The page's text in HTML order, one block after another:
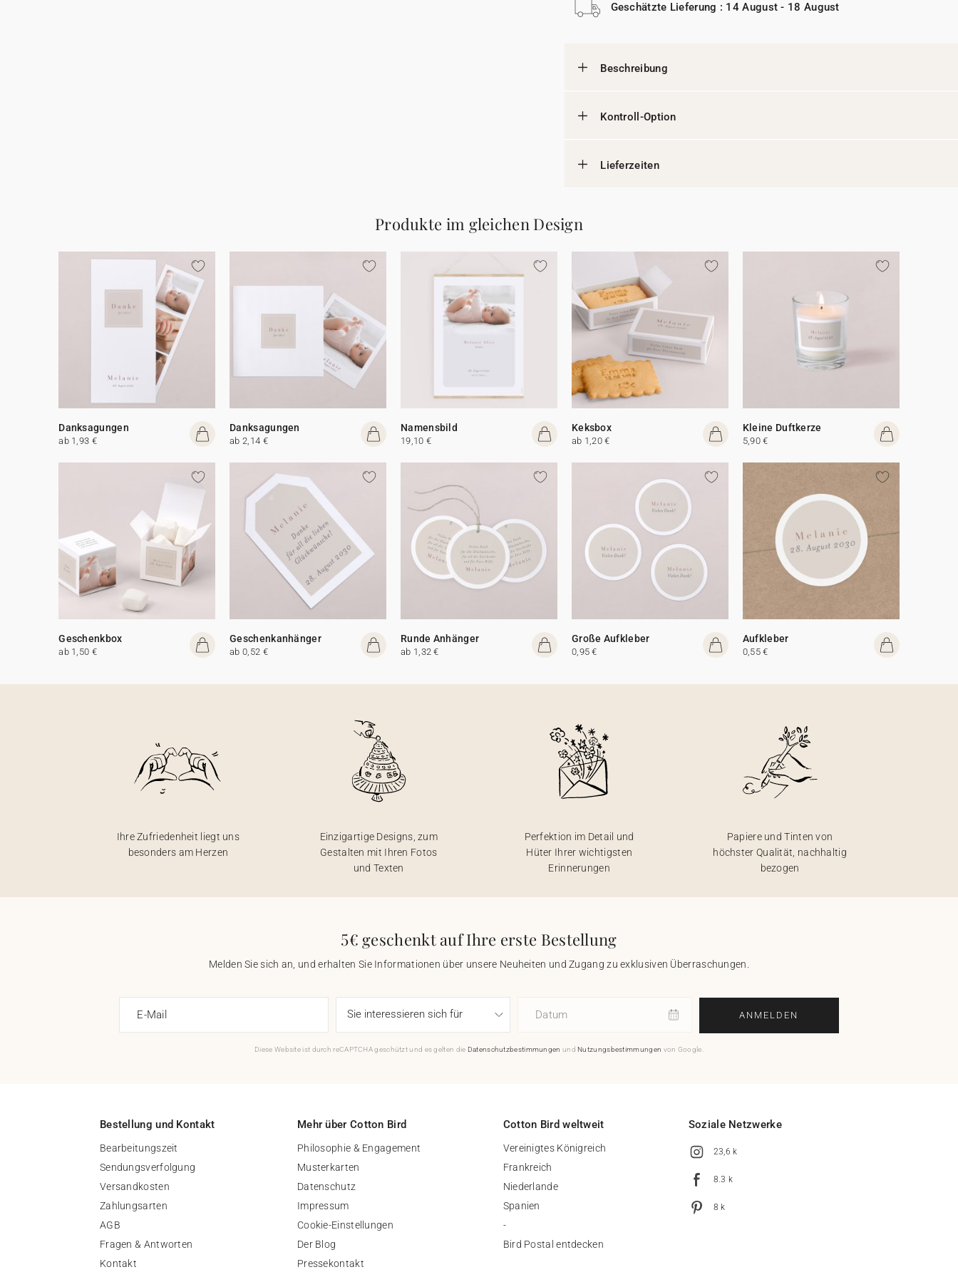
Geschätzte Lieferung : 14 August - 18 August
Beschreibung
Kontroll-Option
Lieferzeiten
Produkte im gleichen Design
Danksagungen
ab 1,93 €
Danksagungen
ab 2,14 €
Namensbild
19,10 €
Keksbox
ab 1,20 €
Kleine Duftkerze
5,90 €
Geschenkbox
ab 1,50 €
Geschenkanhänger
ab 0,52 €
Runde Anhänger
ab 1,32 €
Große Aufkleber
0,95 €
Aufkleber
0,55 €
Ihre Zufriedenheit liegt uns
besonders am Herzen
Einzigartige Designs, zum
Gestalten mit Ihren Fotos
und Texten
Perfektion im Detail und
Hüter Ihrer wichtigsten
Erinnerungen
Papiere und Tinten von
höchster Qualität, nachhaltig
bezogen
5€ geschenkt auf Ihre erste Bestellung
Melden Sie sich an, und erhalten Sie Informationen über unsere Neuheiten und Zugang zu exklusiven Überraschungen.
E-Mail Datum ANMELDEN
Diese Website ist durch reCAPTCHA geschützt und es gelten die Datenschutzbestimmungen und Nutzungsbestimmungen von Google.
Bestellung und Kontakt
Bearbeitungszeit
Sendungsverfolgung
Versandkosten
Zahlungsarten
AGB
Fragen & Antworten
Kontakt
Mehr über Cotton Bird
Philosophie & Engagement
Musterkarten
Datenschutz
Impressum
Cookie-Einstellungen
Der Blog
Pressekontakt
Cotton Bird weltweit
Vereinigtes Königreich
Frankreich
Niederlande
Spanien
-
Bird Postal entdecken
Soziale Netzwerke
23,6 k
8.3 k
8 k